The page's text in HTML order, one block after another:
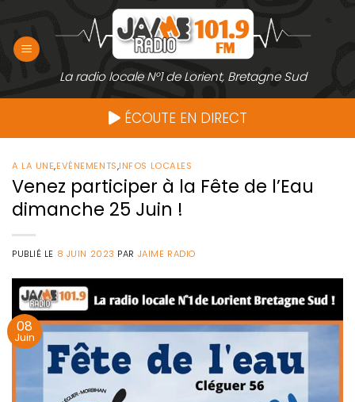
contenu
La radio locale N°1 de Lorient, Bretagne Sud
ÉCOUTE EN DIRECT
A LA UNE,EVÉNEMENTS,INFOS LOCALES
Venez participer à la Fête de l’Eau
dimanche 25 Juin !
PUBLIÉ LE 8 JUIN 2023 PAR JAIME RADIO
08
Juin